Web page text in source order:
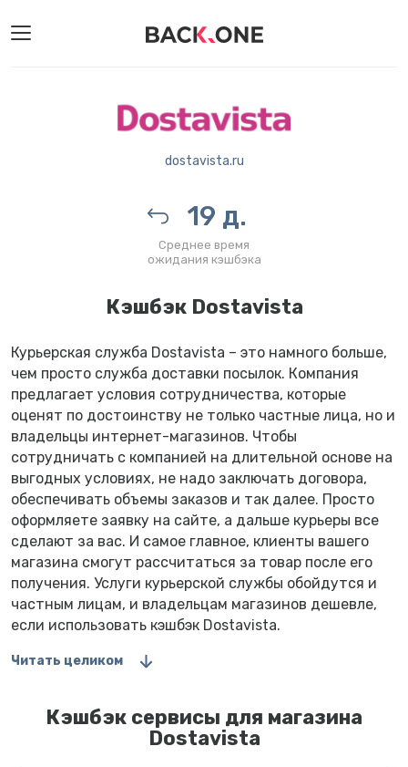
dostavista.ru
19 д.
Среднее время
ожидания кэшбэка
Кэшбэк Dostavista
Курьерская служба Dostavista – это намного больше,
чем просто служба доставки посылок. Компания
предлагает условия сотрудничества, которые
оценят по достоинству не только частные лица, но и
владельцы интернет-магазинов. Чтобы
сотрудничать с компанией на длительной основе на
выгодных условиях, не надо заключать договора,
обеспечивать объемы заказов и так далее. Просто
оформляете заявку на сайте, а дальше курьеры все
сделают за вас. И самое главное, клиенты вашего
магазина смогут рассчитаться за товар после его
получения. Услуги курьерской службы обойдутся и
частным лицам, и владельцам магазинов дешевле,
если использовать кэшбэк Dostavista.
Читать целиком
Кэшбэк сервисы для магазина
Dostavista